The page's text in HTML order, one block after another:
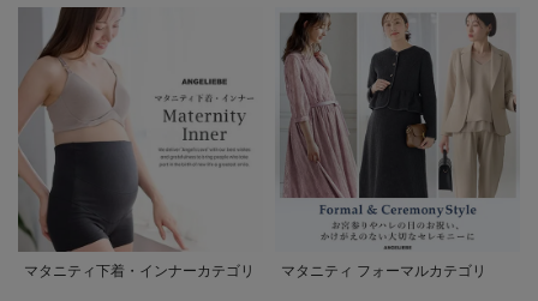
マタニティ下着・インナーカテゴリ マタニティ フォーマルカテゴリ